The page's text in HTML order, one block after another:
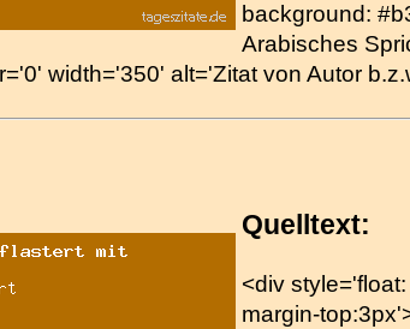
background:
Arabisches
width='350' alt='Zitat von Autor
Quelltext:
<div
margin-